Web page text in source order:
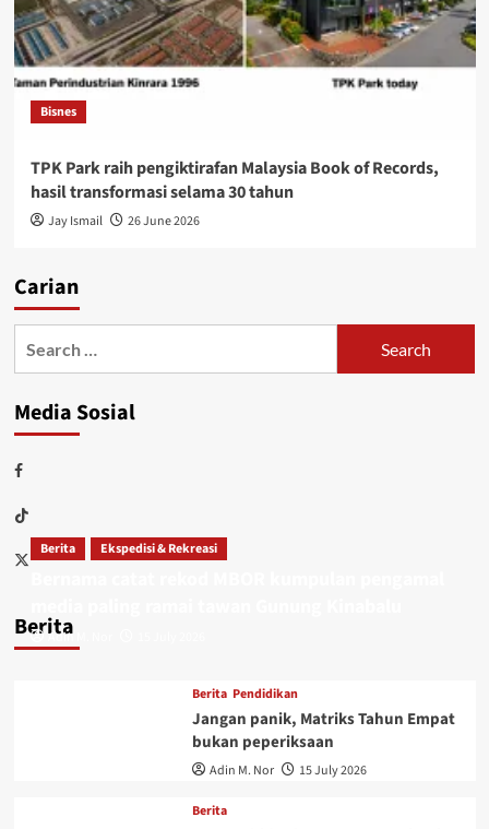
Bisnes
TPK Park raih pengiktirafan Malaysia Book of Records,
hasil transformasi selama 30 tahun
Jay Ismail 26 June 2026
Carian
Media Sosial
Berita
Berita Ekspedisi & Rekreasi
Adin M. Nor
Berita Pendidikan
Jangan panik, Matriks Tahun Empat
bukan peperiksaan
Adin M. Nor 15 July 2026
Berita